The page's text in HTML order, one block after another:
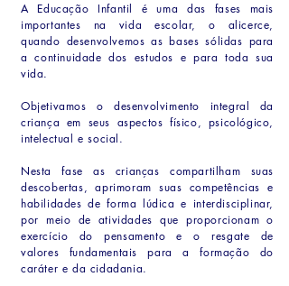
A Educação Infantil é uma das fases mais
importantes na vida escolar, o alicerce,
quando desenvolvemos as bases sólidas para
a continuidade dos estudos e para toda sua
vida.
Objetivamos o desenvolvimento integral da
criança em seus aspectos físico, psicológico,
intelectual e social.
Nesta fase as crianças compartilham suas
descobertas, aprimoram suas competências e
habilidades de forma lúdica e interdisciplinar,
por meio de atividades que proporcionam o
exercício do pensamento e o resgate de
valores fundamentais para a formação do
caráter e da cidadania.